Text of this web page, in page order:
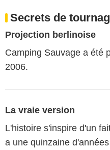
Secrets de
Projection berlinoise
Camping Sauvage a été
2006.
La vraie version
L'histoire s'inspire d'un
a une quinzaine